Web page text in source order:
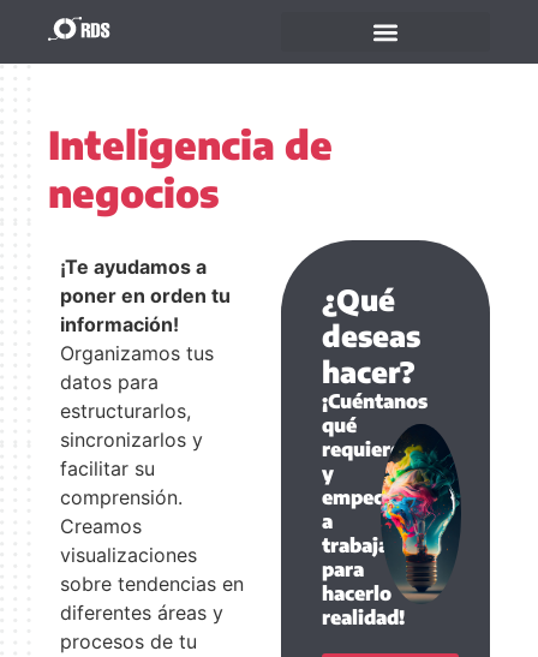
Inteligencia de
negocios
¡Te ayudamos a
poner en orden tu
información!
Organizamos tus
datos para
estructurarlos,
sincronizarlos y
facilitar su
comprensión.
Creamos
visualizaciones
sobre tendencias en
diferentes áreas y
procesos de tu
¿Qué
deseas
hacer?
¡Cuéntanos
qué
requieres
y
empecemos
a
trabajar
para
hacerlo
realidad!